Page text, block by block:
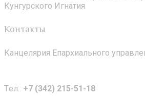
Кунгурского Игнатия
Контакты
Канцелярия Епархиального
Tел.: +7 (342) 215-51-18